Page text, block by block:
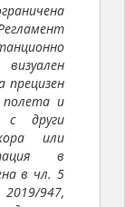
прецизен
полета и
с други
или
в
в чл. 5
947,